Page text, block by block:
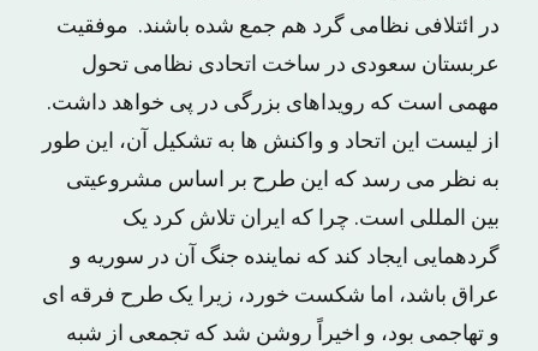
در ائتلافی نظامی گرد هم جمع شده باشند. موفقیت
عربستان سعودی در ساخت اتحادی نظامی تحول
مهمی است که رویداهای بزرگی در پی خواهد داشت.
از لیست این اتحاد و واکنش ها به تشکیل آن، این طور
به نظر می رسد که این طرح بر اساس مشروعیتی
بین المللی است. چرا که ایران تلاش کرد یک
گردهمایی ایجاد کند که نماینده جنگ آن در سوریه و
عراق باشد، اما شکست خورد، زیرا یک طرح فرقه ای
و تهاجمی بود، و اخیراً روشن شد که تجمعی از شبه